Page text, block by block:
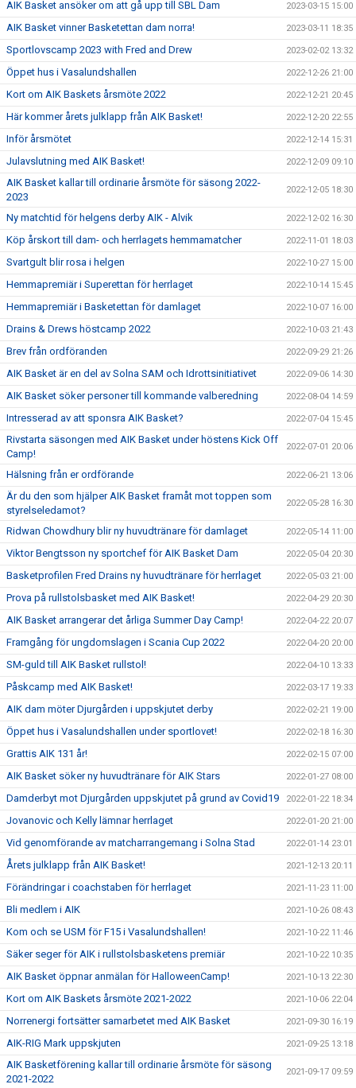
AIK Basket ansöker om att gå upp till SBL Dam 2023-03-15 15:00
AIK Basket vinner Basketettan dam norra! 2023-03-11 18:35
Sportlovscamp 2023 with Fred and Drew 2023-02-02 13:32
Öppet hus i Vasalundshallen 2022-12-26 21:00
Kort om AIK Baskets årsmöte 2022 2022-12-21 20:45
Här kommer årets julklapp från AIK Basket! 2022-12-20 22:55
Inför årsmötet 2022-12-14 15:31
Julavslutning med AIK Basket! 2022-12-09 09:10
AIK Basket kallar till ordinarie årsmöte för säsong 2022-
2023
2022-12-05 18:30
Ny matchtid för helgens derby AIK - Alvik 2022-12-02 16:30
Köp årskort till dam- och herrlagets hemmamatcher 2022-11-01 18:03
Svartgult blir rosa i helgen 2022-10-27 15:00
Hemmapremiär i Superettan för herrlaget 2022-10-14 15:45
Hemmapremiär i Basketettan för damlaget 2022-10-07 16:00
Drains & Drews höstcamp 2022 2022-10-03 21:43
Brev från ordföranden 2022-09-29 21:26
AIK Basket är en del av Solna SAM och Idrottsinitiativet 2022-09-06 14:30
AIK Basket söker personer till kommande valberedning 2022-08-04 14:59
Intresserad av att sponsra AIK Basket? 2022-07-04 15:45
Rivstarta säsongen med AIK Basket under höstens Kick Off
Camp!
2022-07-01 20:06
Hälsning från er ordförande 2022-06-21 13:06
Är du den som hjälper AIK Basket framåt mot toppen som
styrelseledamot?
2022-05-28 16:30
Ridwan Chowdhury blir ny huvudtränare för damlaget 2022-05-14 11:00
Viktor Bengtsson ny sportchef för AIK Basket Dam 2022-05-04 20:30
Basketprofilen Fred Drains ny huvudtränare för herrlaget 2022-05-03 21:00
Prova på rullstolsbasket med AIK Basket! 2022-04-29 20:30
AIK Basket arrangerar det årliga Summer Day Camp! 2022-04-22 20:07
Framgång för ungdomslagen i Scania Cup 2022 2022-04-20 20:00
SM-guld till AIK Basket rullstol! 2022-04-10 13:33
Påskcamp med AIK Basket! 2022-03-17 19:33
AIK dam möter Djurgården i uppskjutet derby 2022-02-21 19:00
Öppet hus i Vasalundshallen under sportlovet! 2022-02-18 16:30
Grattis AIK 131 år! 2022-02-15 07:00
AIK Basket söker ny huvudtränare för AIK Stars 2022-01-27 08:00
Damderbyt mot Djurgården uppskjutet på grund av Covid19 2022-01-22 18:34
Jovanovic och Kelly lämnar herrlaget 2022-01-20 21:00
Vid genomförande av matcharrangemang i Solna Stad 2022-01-14 23:01
Årets julklapp från AIK Basket! 2021-12-13 20:11
Förändringar i coachstaben för herrlaget 2021-11-23 11:00
Bli medlem i AIK 2021-10-26 08:43
Kom och se USM för F15 i Vasalundshallen! 2021-10-22 11:46
Säker seger för AIK i rullstolsbasketens premiär 2021-10-22 10:35
AIK Basket öppnar anmälan för HalloweenCamp! 2021-10-13 22:30
Kort om AIK Baskets årsmöte 2021-2022 2021-10-06 22:04
Norrenergi fortsätter samarbetet med AIK Basket 2021-09-30 16:19
AIK-RIG Mark uppskjuten 2021-09-25 13:18
AIK Basketförening kallar till ordinarie årsmöte för säsong
2021-2022
2021-09-17 09:59